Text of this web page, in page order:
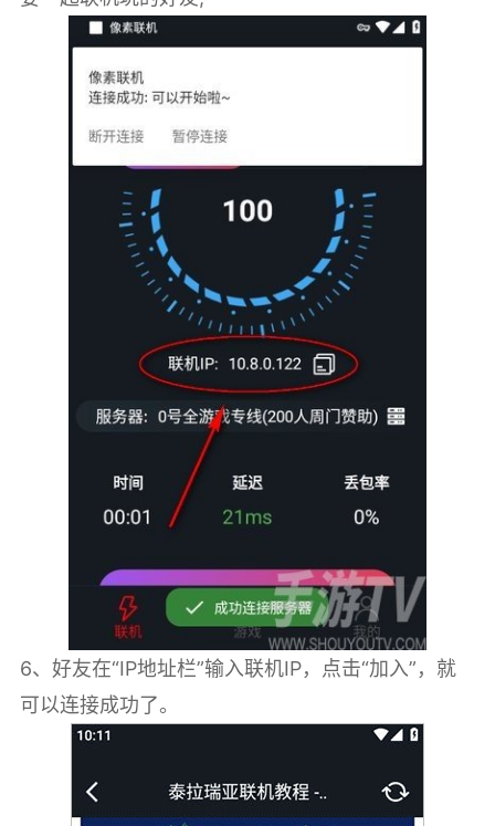
6、好友在“IP地址栏”输入联机IP，点击“加入”，就
可以连接成功了。